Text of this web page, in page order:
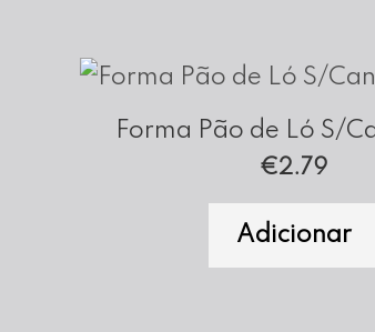
Forma Pão de Ló S/
€2.79
Adicionar